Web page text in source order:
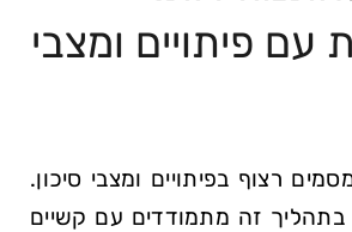
עם פיתויים ומצבי
רצוף בפיתויים ומצבי סיכון.
זה מתמודדים עם קשיים